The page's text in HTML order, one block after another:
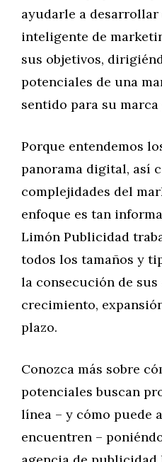
ayudarle a
inteligente de
sus objetivos,
potenciales de una
sentido para su
Porque entendemos
panorama digital, así
complejidades del
enfoque es tan
Limón Publicidad
todos los tamaños y
la consecución de sus
crecimiento,
plazo.
Conozca más sobre
potenciales buscan
línea – y cómo puede
encuentren –